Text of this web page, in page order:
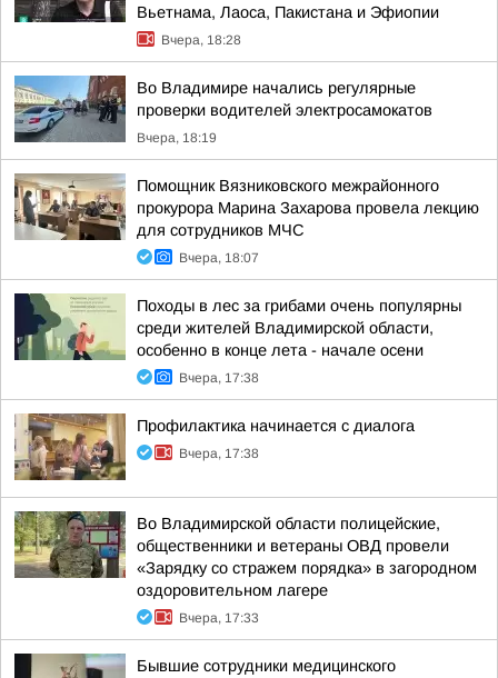
Вьетнама, Лаоса, Пакистана и Эфиопии
Вчера, 18:28
Во Владимире начались регулярные
проверки водителей электросамокатов
Вчера, 18:19
Помощник Вязниковского межрайонного
прокурора Марина Захарова провела лекцию
для сотрудников МЧС
Вчера, 18:07
Походы в лес за грибами очень популярны
среди жителей Владимирской области,
особенно в конце лета - начале осени
Вчера, 17:38
Профилактика начинается с диалога
Вчера, 17:38
Во Владимирской области полицейские,
общественники и ветераны ОВД провели
«Зарядку со стражем порядка» в загородном
оздоровительном лагере
Вчера, 17:33
Бывшие сотрудники медицинского